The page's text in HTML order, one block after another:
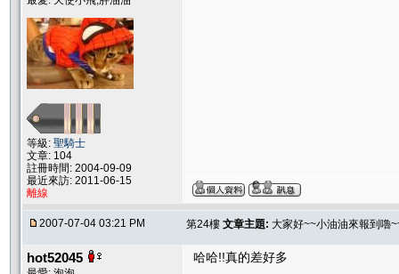
等級: 聖騎士
文章: 104
註冊時間: 2004-09-09
最近來訪: 2011-06-15
離線
2007-07-04 03:21 PM 第24樓 文章主題: 大家好~~小油油來報到嚕
hot52045 哈哈!!真的差好多